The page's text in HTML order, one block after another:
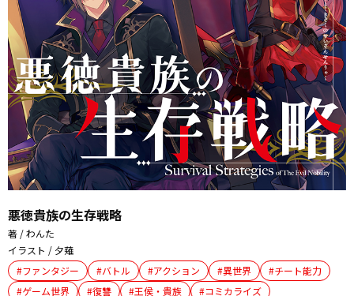
悪徳貴族の生存戦略
著 / わんた
イラスト / 夕薙
ファンタジー
バトル アクション 異世界
チート能力
ゲーム世界
復讐 王侯・貴族 コミカライズ